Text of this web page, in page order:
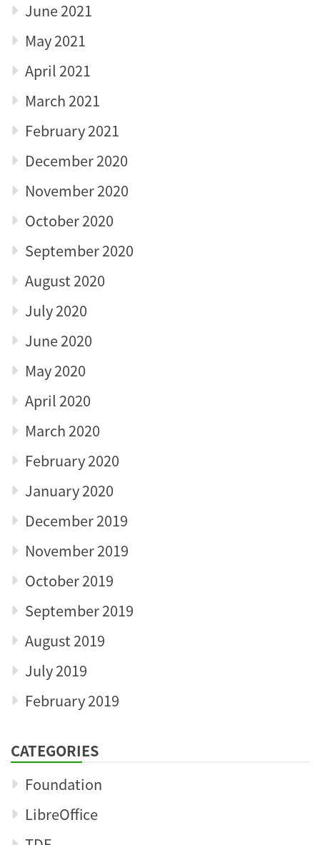
June 2021
May 2021
April 2021
March 2021
February 2021
December 2020
November 2020
October 2020
September 2020
August 2020
July 2020
June 2020
May 2020
April 2020
March 2020
February 2020
January 2020
December 2019
November 2019
October 2019
September 2019
August 2019
July 2019
February 2019
CATEGORIES
Foundation
LibreOffice